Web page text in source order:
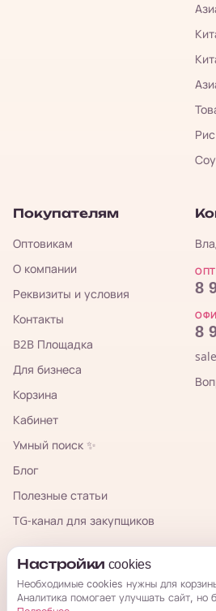
Покупателям
Оптовикам
О компании
Реквизиты и условия
Контакты
B2B Площадка
Для бизнеса
Корзина
Кабинет
Умный поиск ✨
Блог
Полезные статьи
TG-канал для закупщиков
8
8
Настройки cookies
Необходимые cookies нужны для
Аналитика помогает улучшать сайт, но